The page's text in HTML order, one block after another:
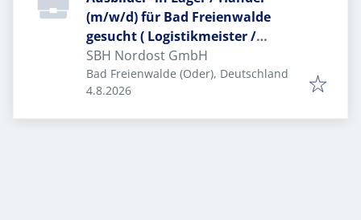
(m/w/d) für Bad Freienwalde
gesucht ( Logistikmeister /
Fachlagerist / Kaufmann /
Kauffrau / Wirtschaftspädagoge /
Wirtschaftspädagogin /
SBH Nordost GmbH
Bad Freienwalde (Oder), Deutschland
Veröffentlicht
4.8.2026